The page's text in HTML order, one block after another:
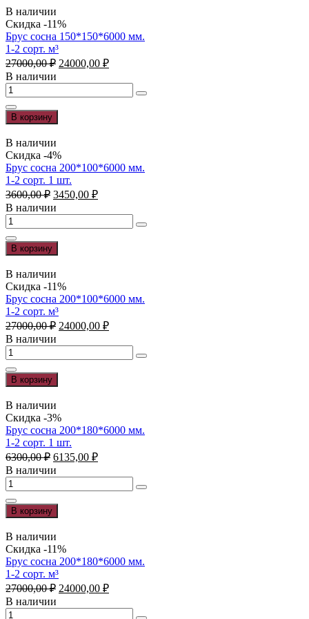
150*150*6000
мм.
1-
2
сорт.
1
шт.
В наличии
Скидка -11%
Брус сосна 150*150*6000 мм.
1-2 сорт. м³
27000,00₽ Первоначальная
составляла
27000,00 ₽.
24000,00 ₽Текущая
24000,00 ₽.
В наличии
Количество
товара
Брус
сосна
150*150*6000
мм.
1-
2
сорт.
м³
В корзину
В наличии
Скидка -4%
Брус сосна 200*100*6000 мм.
1-2 сорт. 1 шт.
3600,00₽ Первоначальная
цена
составляла
3600,00 ₽.
3450,00 ₽Текущая
3450,00 ₽.
В наличии
Количество
товара
Брус
сосна
200*100*6000
мм.
1-
2
сорт.
1
шт.
В корзину
В наличии
Скидка -11%
Брус сосна 200*100*6000 мм.
1-2 сорт. м³
27000,00₽ Первоначальная
составляла
27000,00 ₽.
24000,00 ₽Текущая
24000,00 ₽.
В наличии
Количество
товара
Брус
сосна
200*100*6000
мм.
1-
2
сорт.
м³
В корзину
В наличии
Скидка -3%
Брус сосна 200*180*6000 мм.
1-2 сорт. 1 шт.
6300,00₽ Первоначальная
цена
составляла
6300,00 ₽.
6135,00 ₽Текущая
6135,00 ₽.
В наличии
Количество
товара
Брус
сосна
200*180*6000
мм.
1-
2
сорт.
1
шт.
В корзину
В наличии
Скидка -11%
Брус сосна 200*180*6000 мм.
1-2 сорт. м³
27000,00₽ Первоначальная
составляла
24000,00 ₽Текущая
24000,00 ₽.
В наличии
Количество